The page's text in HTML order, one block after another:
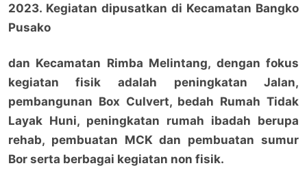
2023. Kegiatan dipusatkan di Kecamatan Bangko
Pusako
dan Kecamatan Rimba Melintang, dengan fokus
kegiatan fisik adalah peningkatan Jalan,
pembangunan Box Culvert, bedah Rumah Tidak
Layak Huni, peningkatan rumah ibadah berupa
rehab, pembuatan MCK dan pembuatan sumur
Bor serta berbagai kegiatan non fisik.